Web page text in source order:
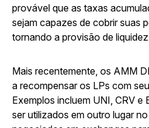
provável que as taxas
sejam capazes de cobrir suas
tornando a provisão de
Mais recentemente, os AMM
a recompensar os LPs com
Exemplos incluem UNI, CRV e
ser utilizados em outro lugar